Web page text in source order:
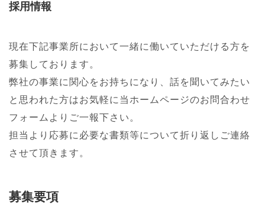
採用情報
現在下記事業所において一緒に働いていただける方を
募集しております。
弊社の事業に関心をお持ちになり、話を聞いてみたい
と思われた方はお気軽に当ホームページのお問合わせ
フォームよりご一報下さい。
担当より応募に必要な書類等について折り返しご連絡
させて頂きます。
募集要項